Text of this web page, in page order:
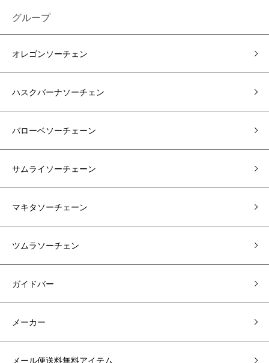
グループ
オレゴンソーチェン
ハスクバーナソーチェン
バローベソーチェーン
サムライソーチェーン
マキタソーチェーン
ツムラソーチェン
ガイドバー
メーカー
メール便送料無料アイテム